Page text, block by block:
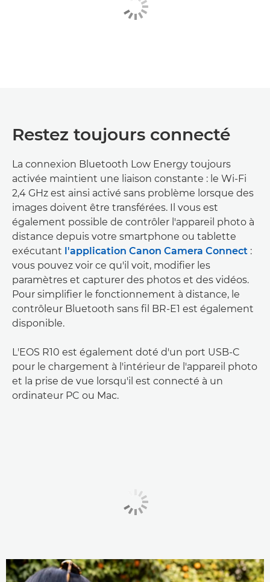
Restez toujours connecté
La connexion Bluetooth Low Energy toujours
activée maintient une liaison constante : le Wi-Fi
2,4 GHz est ainsi activé sans problème lorsque des
images doivent être transférées. Il vous est
également possible de contrôler l'appareil photo à
distance depuis votre smartphone ou tablette
exécutant l'application Canon Camera Connect :
vous pouvez voir ce qu'il voit, modifier les
paramètres et capturer des photos et des vidéos.
Pour simplifier le fonctionnement à distance, le
contrôleur Bluetooth sans fil BR-E1 est également
disponible.
L'EOS R10 est également doté d'un port USB-C
pour le chargement à l'intérieur de l'appareil photo
et la prise de vue lorsqu'il est connecté à un
ordinateur PC ou Mac.